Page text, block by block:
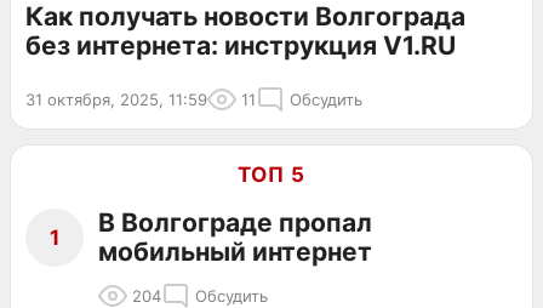
Как получать новости Волгограда
без интернета: инструкция V1.RU
31 октября, 2025, 11:59 11 Обсудить
ТОП 5
1
В Волгограде пропал
мобильный интернет
204 Обсудить